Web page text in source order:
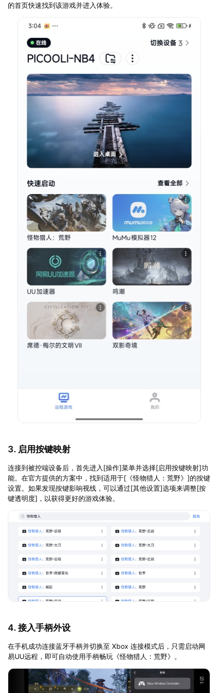
的首页快速找到该游戏并进入体验。
3. 启用按键映射
连接到被控端设备后，首先进入[操作]菜单并选择[启用按键映射]功
能。在官方提供的方案中，找到适用于[《怪物猎人：荒野》]的按键
设置。如果发现按键影响视线，可以通过[其他设置]选项来调整[按
键透明度]，以获得更好的游戏体验。
4. 接入手柄外设
在手机成功连接蓝牙手柄并切换至 Xbox 连接模式后，只需启动网
易UU远程，即可自动使用手柄畅玩《怪物猎人：荒野》。